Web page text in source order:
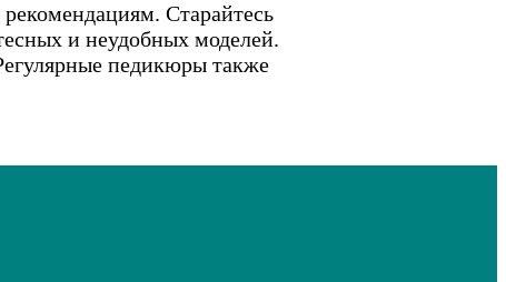
Старайтесь
и неудобных моделей.
педикюры также